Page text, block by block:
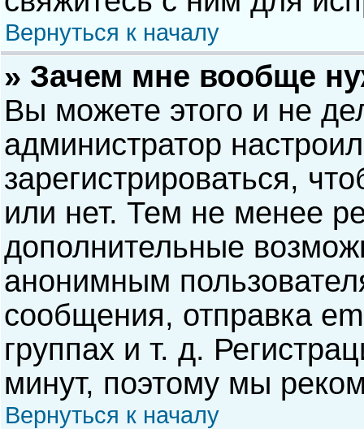
Вернуться к началу
» Зачем мне вообще
Вы можете этого и не
администратор
зарегистрироваться,
или нет. Тем не менее
дополнительные
анонимным
сообщения, отправка
группах и т. д.
минут, поэтому мы
Вернуться к началу